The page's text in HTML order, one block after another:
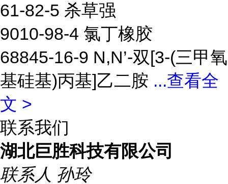
61-82-5 杀草强
9010-98-4 氯丁橡胶
68845-16-9 N,N’-双[3-(三甲氧
基硅基)丙基]乙二胺 ...查看全
文 >
联系我们
湖北巨胜科技有限公司
联系人 孙玲